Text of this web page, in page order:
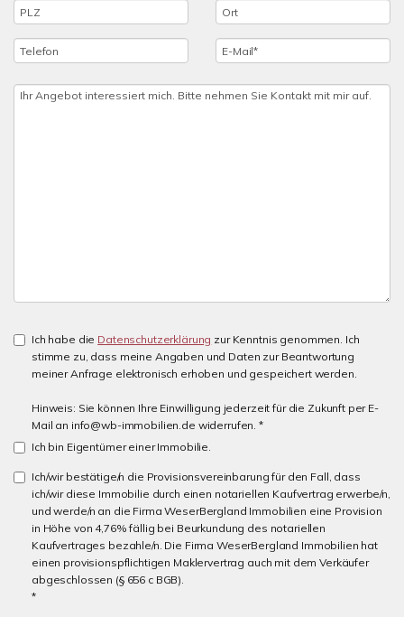
Ich habe die Datenschutzerklärung zur Kenntnis genommen. Ich
stimme zu, dass meine Angaben und Daten zur Beantwortung
meiner Anfrage elektronisch erhoben und gespeichert werden.
Hinweis: Sie können Ihre Einwilligung jederzeit für die Zukunft per E-
Mail an info@wb-immobilien.de widerrufen. *
Ich bin Eigentümer einer Immobilie.
Ich/wir bestätige/n die Provisionsvereinbarung für den Fall, dass
ich/wir diese Immobilie durch einen notariellen Kaufvertrag erwerbe/n,
und werde/n an die Firma WeserBergland Immobilien eine Provision
in Höhe von 4,76% fällig bei Beurkundung des notariellen
Kaufvertrages bezahle/n. Die Firma WeserBergland Immobilien hat
einen provisionspflichtigen Maklervertrag auch mit dem Verkäufer
abgeschlossen (§ 656 c BGB).
*